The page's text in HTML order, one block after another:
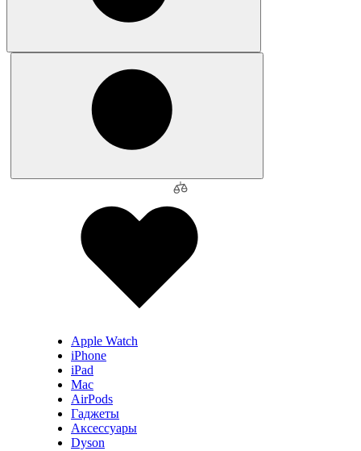
Apple Watch
iPhone
iPad
Mac
AirPods
Гаджеты
Аксессуары
Dyson